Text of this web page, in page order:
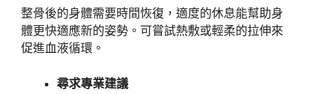
整骨後的身體需要時間恢復，適度的休息能幫助身
體更快適應新的姿勢。可嘗試熱敷或輕柔的拉伸來
促進血液循環。
尋求專業建議